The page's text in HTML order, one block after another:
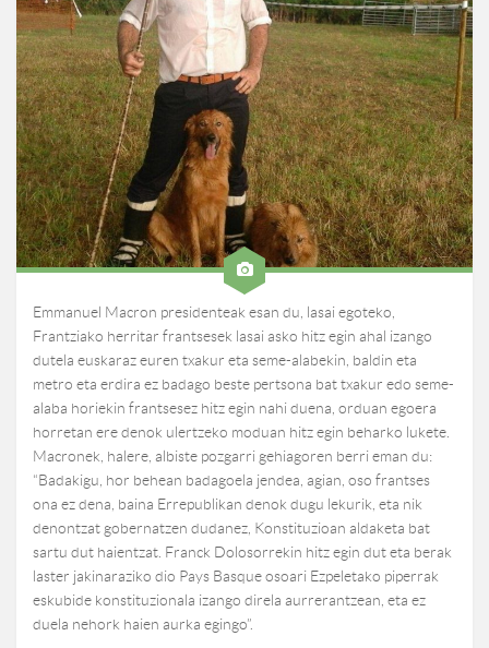
Emmanuel Macron presidenteak esan du, lasai egoteko,
Frantziako herritar frantsesek lasai asko hitz egin ahal izango
dutela euskaraz euren txakur eta seme-alabekin, baldin eta
metro eta erdira ez badago beste pertsona bat txakur edo seme-
alaba horiekin frantsesez hitz egin nahi duena, orduan egoera
horretan ere denok ulertzeko moduan hitz egin beharko lukete.
Macronek, halere, albiste pozgarri gehiagoren berri eman du:
“Badakigu, hor behean badagoela jendea, agian, oso frantses
ona ez dena, baina Errepublikan denok dugu lekurik, eta nik
denontzat gobernatzen dudanez, Konstituzioan aldaketa bat
sartu dut haientzat. Franck Dolosorrekin hitz egin dut eta berak
laster jakinaraziko dio Pays Basque osoari Ezpeletako piperrak
eskubide konstituzionala izango direla aurrerantzean, eta ez
duela nehork haien aurka egingo”.